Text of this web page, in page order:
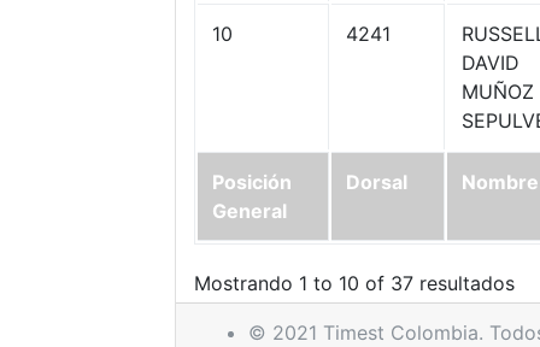
Posición
General
Dorsal Nombre
10 4241
DAVID
MUÑOZ
Mostrando 1 to 10 of 37 resultados
© 2021 Timest Colombia.